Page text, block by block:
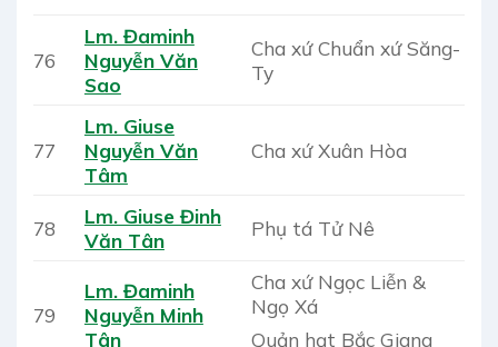
76
Lm. Đaminh
Nguyễn Văn
Sao
Cha xứ Chuẩn xứ Săng-
Ty
77
Lm. Giuse
Nguyễn Văn
Tâm
Cha xứ Xuân Hòa
78
Lm. Giuse Đinh
Văn Tân
Phụ tá Tử Nê
79
Lm. Đaminh
Nguyễn Minh
Tân
Cha xứ Ngọc Liễn &
Ngọ Xá
Quản hạt Bắc Giang